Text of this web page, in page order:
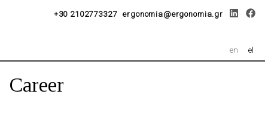
+30 2102773327 ergonomia@ergonomia.gr
en el
Career